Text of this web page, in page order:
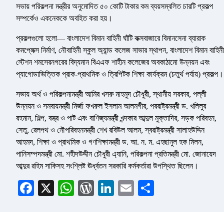
সভায় পরিকল্পনা মন্ত্রীর অনুমোদিত ৫০ কোটি টাকার কম ব্যয়সম্বলিত চারটি প্রকল্প
সম্পর্কেও একনেককে অবহিত করা হয়।
প্রকল্পগুলো হলো— বাংলাদেশ বিমান বাহিনী ঘাঁটি কক্সবাজারে বিমানসেনা ব্যারাক
কমপ্লেক্স নির্মাণ, নৌবাহিনী স্কুল অ্যান্ড কলেজ সাভার স্থাপন, বাংলাদেশ বিমান বাহিনী
স্টেশন শমসেরনগরের বিদ্যমান বিএএফ শাহীন কলেজের অবকাঠামো উন্নয়ন এবং
প্যাগোডাভিত্তিক প্রাক-প্রাথমিক ও ত্রিপিটক শিক্ষা কার্যক্রম (চতুর্থ পর্যায়) প্রকল্প।
সভায় অর্থ ও পরিকল্পনামন্ত্রী আমির খসরু মাহমুদ চৌধুরী, স্থানীয় সরকার, পল্লী
উন্নয়ন ও সমবায়মন্ত্রী মির্জা ফখরুল ইসলাম আলমগীর, পররাষ্ট্রমন্ত্রী ড. খলিলুর
রহমান, শিল্প, বস্ত্র ও পাট এবং বাণিজ্যমন্ত্রী খন্দকার আব্দুল মুক্তাদির, সড়ক পরিবহন,
সেতু, রেলপথ ও নৌপরিবহনমন্ত্রী শেখ রবিউল আলম, স্বরাষ্ট্রমন্ত্রী সালাহউদ্দিন
আহমদ, শিক্ষা ও প্রাথমিক ও গণশিক্ষামন্ত্রী ড. আ. ন. ম. এহছানুল হক মিলন,
পানিসম্পদমন্ত্রী মো. শহীদউদ্দীন চৌধুরী এ্যানি, পরিকল্পনা প্রতিমন্ত্রী মো. জোনায়েদ
আব্দুর রহিম সাকিসহ সংশ্লিষ্ট ঊর্ধ্বতন সরকারি কর্মকর্তারা উপস্থিত ছিলেন।
Facebook
X WhatsApp
WordPress
LinkedIn
Email